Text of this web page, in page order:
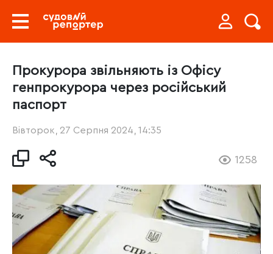
Прокурора звільняють із Офісу
генпрокурора через російський
паспорт
Вівторок, 27 Серпня 2024, 14:35
1258